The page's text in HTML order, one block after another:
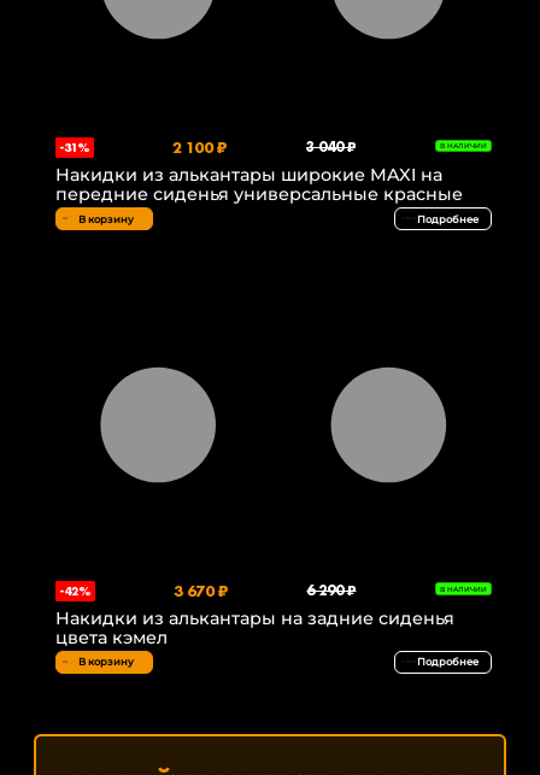
-31% 2 100 ₽ 3 040 ₽ В НАЛИЧИИ
Накидки из алькантары широкие MAXI на
передние сиденья универсальные красные
В корзину Подробнее
-42% 3 670 ₽ 6 290 ₽ В НАЛИЧИИ
Накидки из алькантары на задние сиденья
цвета кэмел
В корзину Подробнее